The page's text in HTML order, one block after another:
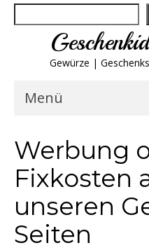
Gewürze |
Menü
Gewürze von A-Z
Gewürzgläser
Werbung
Fixkosten
unseren
Seiten